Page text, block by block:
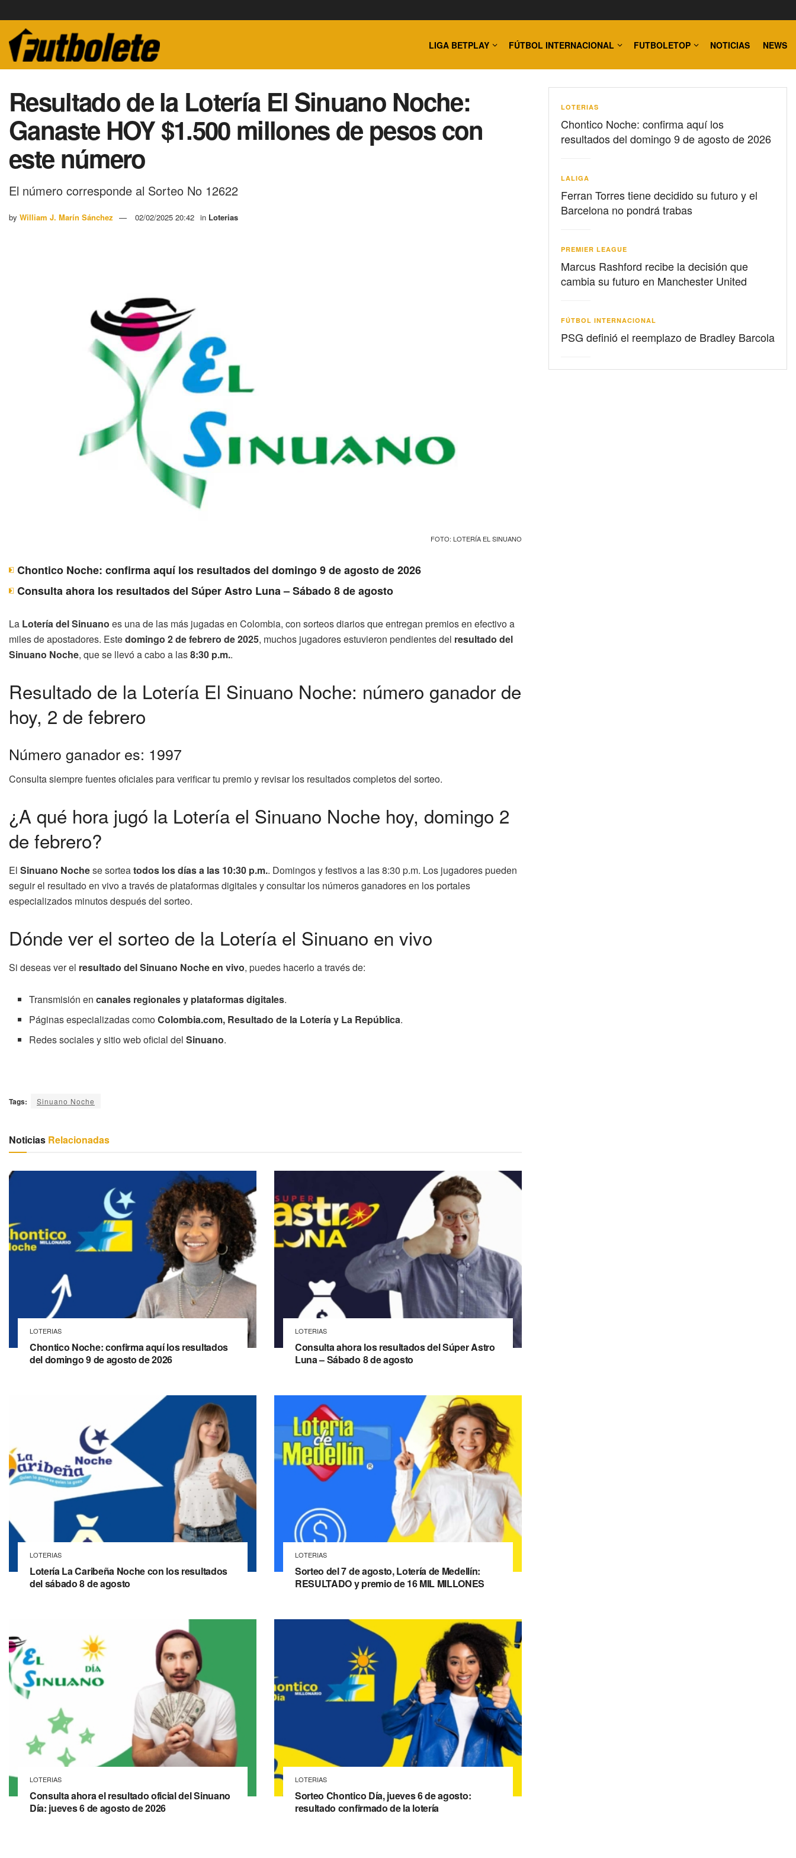
LIGA BETPLAY FÚTBOL INTERNACIONAL FUTBOLETOP NOTICIAS NEWS
Resultado de la Lotería El Sinuano Noche:
Ganaste HOY $1.500 millones de pesos con
este número
El número corresponde al Sorteo No 12622
by William J. Marín Sánchez 02/02/2025 20:42 in Loterias
FOTO: LOTERÍA EL SINUANO
Chontico Noche: confirma aquí los resultados del domingo 9 de agosto de 2026
Consulta ahora los resultados del Súper Astro Luna – Sábado 8 de agosto
La Lotería del Sinuano es una de las más jugadas en Colombia, con sorteos diarios que entregan premios en efectivo a
miles de apostadores. Estedomingo 2 de febrero de 2025, muchos jugadores estuvieron pendientes del resultado del
Sinuano Noche, que se llevó a cabo a las8:30 p.m..
Resultado de la Lotería El Sinuano Noche: número ganador de
hoy, 2 de febrero
Número ganador es: 1997
Consulta siempre fuentes oficiales para verificar tu premio y revisar los resultados completos del sorteo.
¿A qué hora jugó la Lotería el Sinuano Noche hoy, domingo 2
de febrero?
El Sinuano Nochese sorteatodos los días a las 10:30 p.m.. Domingos y festivos a las 8:30 p.m. Los jugadores pueden
seguir el resultado en vivo a través de plataformas digitales y consultar los números ganadores en los portales
especializados minutos después del sorteo.
Dónde ver el sorteo de la Lotería el Sinuano en vivo
Si deseas ver el resultado del Sinuano Noche en vivo, puedes hacerlo a través de:
Transmisión encanales regionales y plataformas digitales.
Páginas especializadas comoColombia.com, Resultado de la Lotería y La República.
Redes sociales y sitio web oficial delSinuano.
Tags: Sinuano Noche
Noticias Relacionadas
LOTERIAS
Chontico Noche: confirma aquí los resultados
del domingo 9 de agosto de 2026
LOTERIAS
Consulta ahora los resultados del Súper Astro
Luna – Sábado 8 de agosto
LOTERIAS
Lotería La Caribeña Noche con los resultados
del sábado 8 de agosto
LOTERIAS
Sorteo del 7 de agosto, Lotería de Medellín:
RESULTADO y premio de 16 MIL MILLONES
LOTERIAS
Consulta ahora el resultado oficial del Sinuano
Día: jueves 6 de agosto de 2026
LOTERIAS
Sorteo Chontico Día, jueves 6 de agosto:
resultado confirmado de la lotería
LOTERIAS
Chontico Noche: confirma aquí los
resultados del domingo 9 de agosto de 2026
LALIGA
Ferran Torres tiene decidido su futuro y el
Barcelona no pondrá trabas
PREMIER LEAGUE
Marcus Rashford recibe la decisión que
cambia su futuro en Manchester United
FÚTBOL INTERNACIONAL
PSG definió el reemplazo de Bradley Barcola